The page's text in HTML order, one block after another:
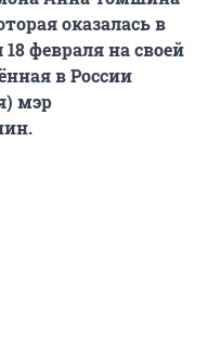
оказалась в
февраля на своей
в России
мэр